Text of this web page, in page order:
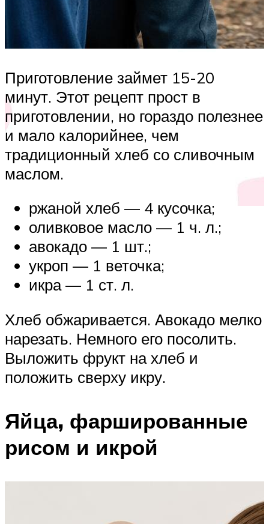
Приготовление займет 15-20
минут. Этот рецепт прост в
приготовлении, но гораздо полезнее
и мало калорийнее, чем
традиционный хлеб со сливочным
маслом.
ржаной хлеб — 4 кусочка;
оливковое масло — 1 ч. л.;
авокадо — 1 шт.;
укроп — 1 веточка;
икра — 1 ст. л.
Хлеб обжаривается. Авокадо мелко
нарезать. Немного его посолить.
Выложить фрукт на хлеб и
положить сверху икру.
Яйца, фаршированные
рисом и икрой